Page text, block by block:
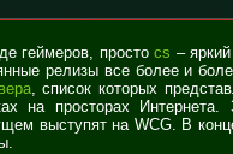
геймеров, простоcs –
релизы все более и
, список которых
на просторах Интернета.
выступят на WCG. В